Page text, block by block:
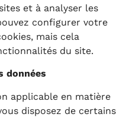
et à analyser les
configurer votre
mais cela
du site.
données
applicable en matière
disposez de certains